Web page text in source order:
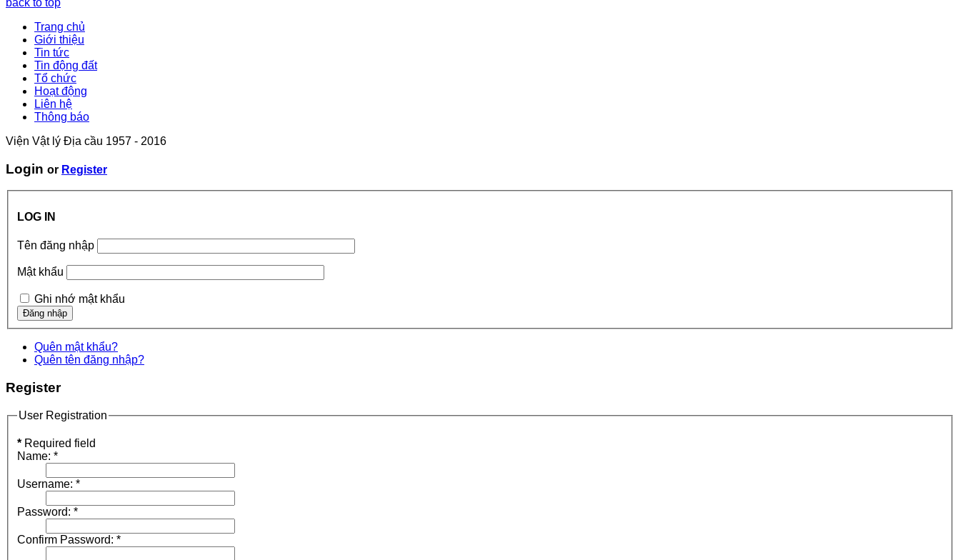
Trang chủ
Giới thiệu
Tin tức
Tin động đất
Tổ chức
Hoạt động
Liên hệ
Thông báo
Viện Vật lý Địa cầu 1957 - 2016
Login or Register
LOG IN
Tên đăng nhập
Mật khẩu
Ghi nhớ mật khẩu
Quên mật khẩu?
Quên tên đăng nhập?
Register
User Registration
* Required field
Name: *
Username: *
Password: *
Confirm Password: *